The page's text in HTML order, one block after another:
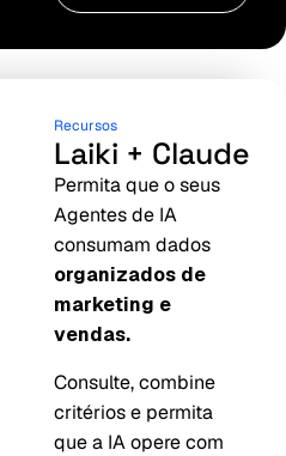
Recursos
Laiki + Claude
Permita que o seus
Agentes de IA
consumam dados
organizados de
marketing e
vendas.
Consulte, combine
critérios e permita
que a IA opere com